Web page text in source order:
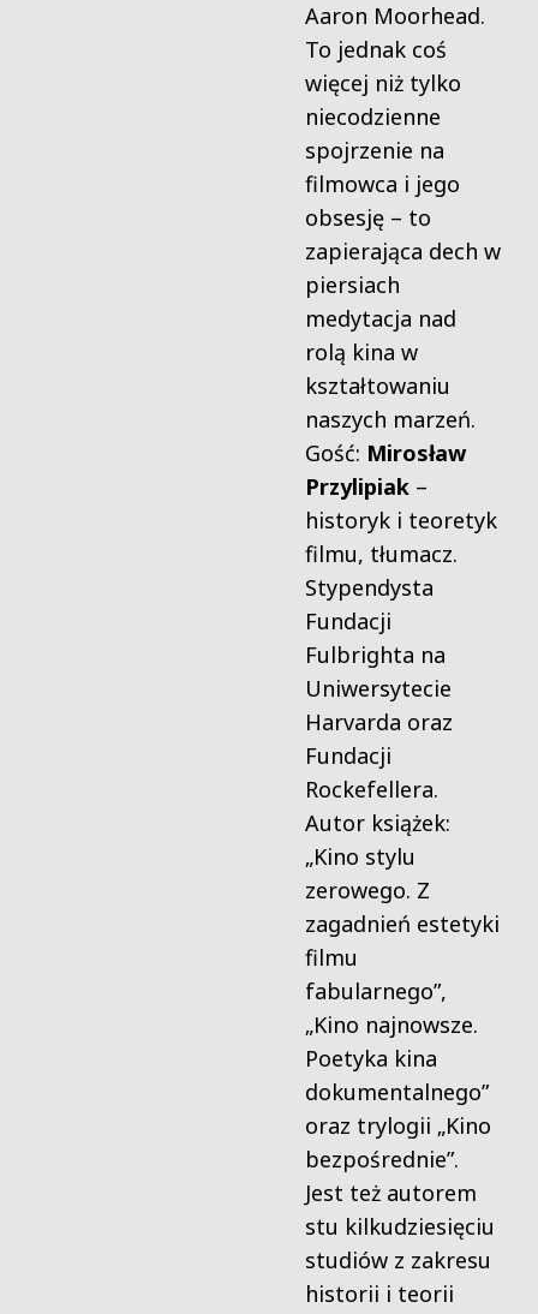
Aaron Moorhead.
To jednak coś
więcej niż tylko
niecodzienne
spojrzenie na
filmowca i jego
obsesję – to
zapierająca dech w
piersiach
medytacja nad
rolą kina w
kształtowaniu
naszych marzeń.
Gość: Mirosław
Przylipiak –
historyk i teoretyk
filmu, tłumacz.
Stypendysta
Fundacji
Fulbrighta na
Uniwersytecie
Harvarda oraz
Fundacji
Rockefellera.
Autor książek:
„Kino stylu
zerowego. Z
zagadnień estetyki
filmu
fabularnego”,
„Kino najnowsze.
Poetyka kina
dokumentalnego”
oraz trylogii „Kino
bezpośrednie”.
Jest też autorem
stu kilkudziesięciu
studiów z zakresu
historii i teorii